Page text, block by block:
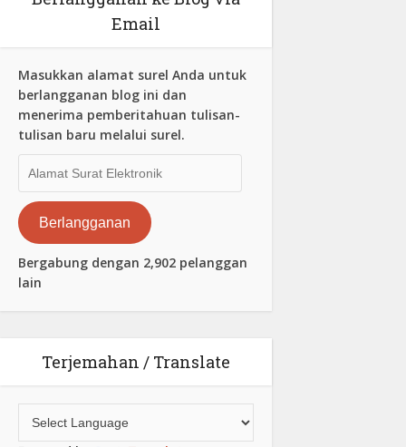
Email
Masukkan alamat surel Anda untuk
berlangganan blog ini dan
menerima pemberitahuan tulisan-
tulisan baru melalui surel.
Surat
Elektronik
Berlangganan
Bergabung dengan 2,902 pelanggan
lain
Terjemahan / Translate